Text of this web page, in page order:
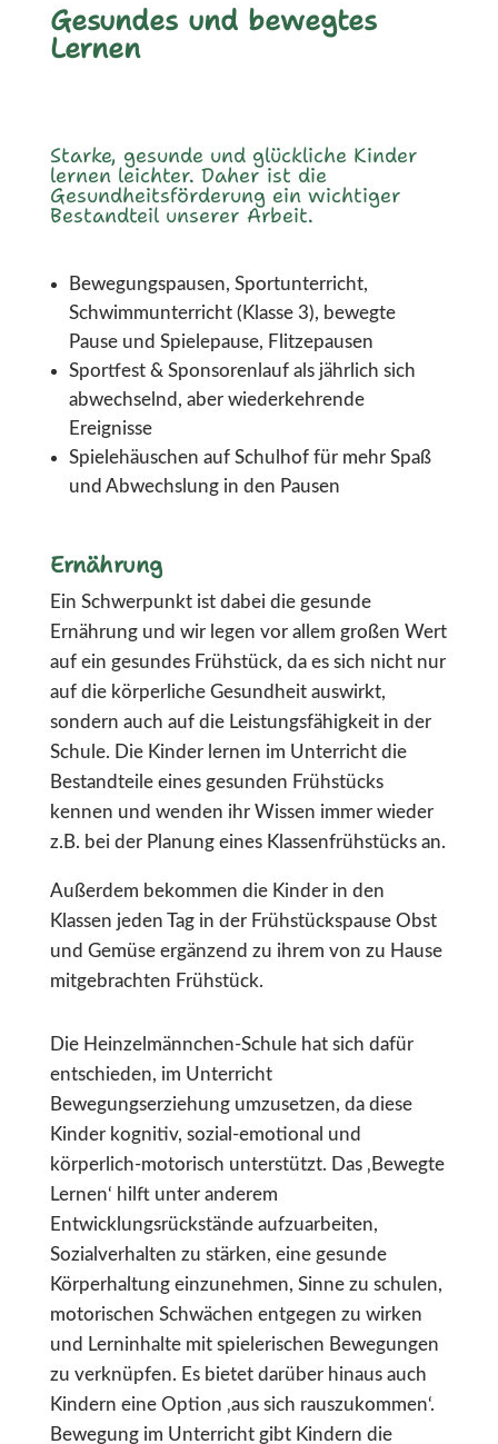
Gesundes und bewegtes
Lernen
Starke, gesunde und glückliche Kinder
lernen leichter. Daher ist die
Gesundheitsförderung ein wichtiger
Bestandteil unserer Arbeit.
Bewegungspausen, Sportunterricht,
Schwimmunterricht (Klasse 3), bewegte
Pause und Spielepause, Flitzepausen
Sportfest & Sponsorenlauf als jährlich sich
abwechselnd, aber wiederkehrende
Ereignisse
Spielehäuschen auf Schulhof für mehr Spaß
und Abwechslung in den Pausen
Ernährung
Ein Schwerpunkt ist dabei die gesunde
Ernährung und wir legen vor allem großen Wert
auf ein gesundes Frühstück, da es sich nicht nur
auf die körperliche Gesundheit auswirkt,
sondern auch auf die Leistungsfähigkeit in der
Schule. Die Kinder lernen im Unterricht die
Bestandteile eines gesunden Frühstücks
kennen und wenden ihr Wissen immer wieder
z.B. bei der Planung eines Klassenfrühstücks an.
Außerdem bekommen die Kinder in den
Klassen jeden Tag in der Frühstückspause Obst
und Gemüse ergänzend zu ihrem von zu Hause
mitgebrachten Frühstück.
Die Heinzelmännchen-Schule hat sich dafür
entschieden, im Unterricht
Bewegungserziehung umzusetzen, da diese
Kinder kognitiv, sozial-emotional und
körperlich-motorisch unterstützt. Das ‚Bewegte
Lernen‘ hilft unter anderem
Entwicklungsrückstände aufzuarbeiten,
Sozialverhalten zu stärken, eine gesunde
Körperhaltung einzunehmen, Sinne zu schulen,
motorischen Schwächen entgegen zu wirken
und Lerninhalte mit spielerischen Bewegungen
zu verknüpfen. Es bietet darüber hinaus auch
Kindern eine Option ‚aus sich rauszukommen‘.
Bewegung im Unterricht gibt Kindern die